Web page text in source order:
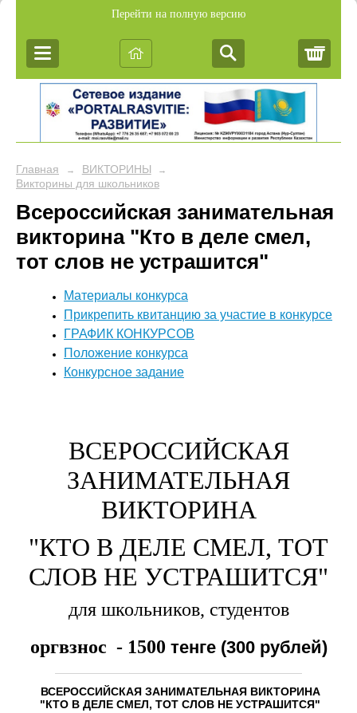
Перейти на полную версию
Главная → ВИКТОРИНЫ →
Викторины для школьников
Всероссийская занимательная
викторина "Кто в деле смел,
тот слов не устрашится"
Материалы конкурса
Прикрепить квитанцию за участие в конкурсе
ГРАФИК КОНКУРСОВ
Положение конкурса
Конкурсное задание
ВСЕРОССИЙСКАЯ
ЗАНИМАТЕЛЬНАЯ
ВИКТОРИНА
"КТО В ДЕЛЕ СМЕЛ, ТОТ
СЛОВ НЕ УСТРАШИТСЯ"
для школьников, студентов
оргвзнос - 1500 тенге (300 рублей)
ВСЕРОССИЙСКАЯ ЗАНИМАТЕЛЬНАЯ ВИКТОРИНА
"КТО В ДЕЛЕ СМЕЛ, ТОТ СЛОВ НЕ УСТРАШИТСЯ"